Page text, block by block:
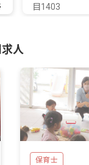
目1403
人
保育士